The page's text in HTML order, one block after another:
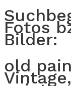
Fotos
Bilder:
old